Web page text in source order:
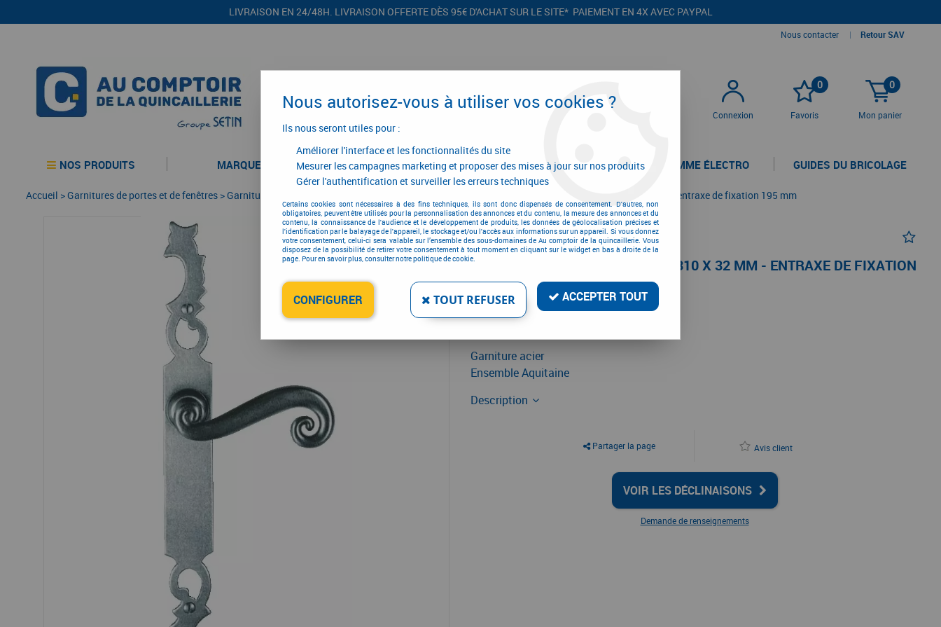
LIVRAISON EN 24/48H. LIVRAISON OFFERTE DÈS 95€ D'ACHAT SUR LE SITE* PAIEMENT EN 4X AVEC PAYPAL
Nous contacter | Retour SAV
Connexion
0
Favoris
0
Mon panier
NOS PRODUITS MARQUES CONFIGURATEURS PROMOTIONS LA GAMME ÉLECTRO GUIDES DU BRICOLAGE
Accueil >Garnitures de portes et de fenêtres >Garniture de portes Ensemble Aquitaine plaque 310 x 32 mm - entraxe de fixation 195 mm
ENSEMBLE AQUITAINE PLAQUE 310 X 32 MM - ENTRAXE DE FIXATION
195 MM
Réf. :420
Garniture acier
Ensemble Aquitaine
Description
Partager la page Avis client
VOIR LES DÉCLINAISONS
Demande de renseignements
Nous autorisez-vous à utiliser vos cookies ?
Ils nous seront utiles pour :
Améliorer l'interface et les fonctionnalités du site
Mesurer les campagnes marketing et proposer des mises à jour sur nos produits
Gérer l'authentification et surveiller les erreurs techniques
Certains cookies sont nécessaires à des fins techniques, ils sont donc dispensés de consentement. D'autres, non
obligatoires, peuvent être utilisés pour la personnalisation des annonces et du contenu, la mesure des annonces et du
contenu, la connaissance de l'audience et le développement de produits, les données de géolocalisation précises et
l'identification par le balayage de l'appareil, le stockage et/ou l'accès aux informations sur un appareil. Si vous donnez
votre consentement, celui-ci sera valable sur l’ensemble des sous-domaines de Au comptoir de la quincaillerie. Vous
disposez de la possibilité de retirer votre consentement à tout moment en cliquant sur le widget en bas à droite de la
page. Pour en savoir plus, consulter notre politique de cookie.
CONFIGURER TOUT REFUSER ACCEPTER TOUT